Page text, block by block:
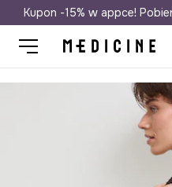
Darmowa
Kupon -15% w appce!